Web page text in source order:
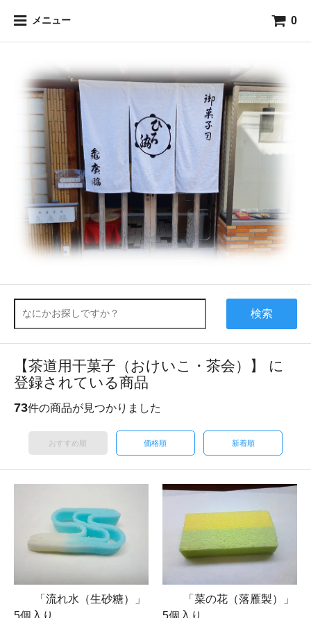
メニュー 0
検索
【茶道用干菓子（おけいこ・茶会）】 に
登録されている商品
73件の商品が見つかりました
おすすめ順 価格順 新着順
「流れ水（生砂糖）」
5個入り
「菜の花（落雁製）」
5個入り